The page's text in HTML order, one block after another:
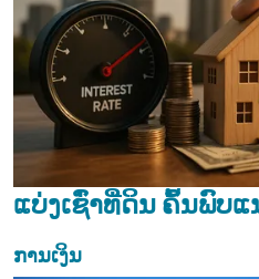
ແບ່ງເຊົ່າທີ່ດິນ ຄົ້ນພົບ
ການເງິນ